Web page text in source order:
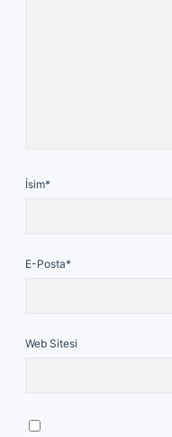
İsim*
E-Posta*
Web Sitesi